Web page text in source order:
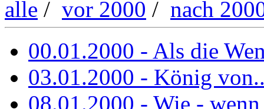
alle / vor 2000 / nach
00.01.2000 - Als die
03.01.2000 - König
08.01.2000 - Wie -